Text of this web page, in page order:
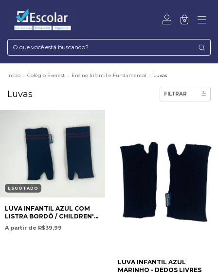
0
Início . Colégio Everest . Ensino Infantil e Fundamental . Luvas
Luvas FILTRAR
ESGOTADO
LUVA INFANTIL AZUL COM
LISTRA BORDÔ / CHILDREN'S
BLUE GLOVES WITH
BURGUNDY STRIPE -
A partir de R$39,99
LUVA INFANTIL AZUL
MARINHO - DEDOS LIVRES